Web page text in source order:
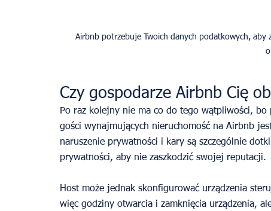
Airbnb potrzebuje Twoich danych podatkowych, aby
Czy gospodarze Airbnb Cię
Po raz kolejny nie ma co do tego wątpliwości, bo
gości wynajmujących nieruchomość na Airbnb
naruszenie prywatności i kary są szczególnie
prywatności, aby nie zaszkodzić swojej reputacji.
Host może jednak skonfigurować urządzenia
więc godziny otwarcia i zamknięcia urządzenia,